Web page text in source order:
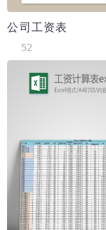
公司工资表
52